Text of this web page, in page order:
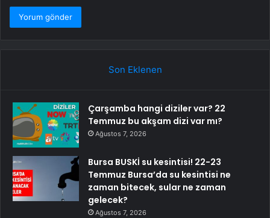
Son Eklenen
Çarşamba hangi diziler var? 22
Temmuz bu akşam dizi var mı?
Ağustos 7, 2026
Bursa BUSKİ su kesintisi! 22-23
Temmuz Bursa’da su kesintisi ne
zaman bitecek, sular ne zaman
gelecek?
Ağustos 7, 2026